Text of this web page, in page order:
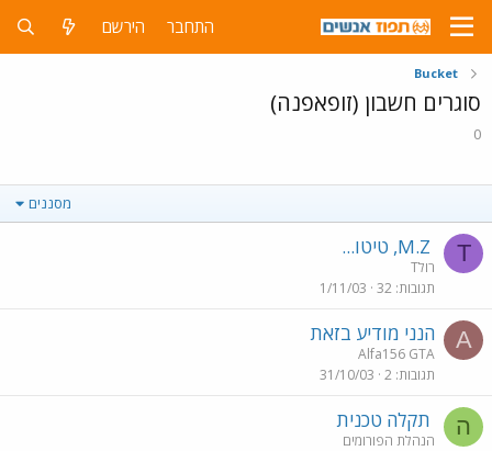
התחבר הירשם
Bucket
סוגרים חשבון (זופאפנה)
0
מסננים
T
Tרול
תגובות 32
1/11/03
A הנני מודיע בזאת
Alfa156 GTA
תגובות 2
31/10/03
ה תקלה טכנית
הנהלת הפורומים